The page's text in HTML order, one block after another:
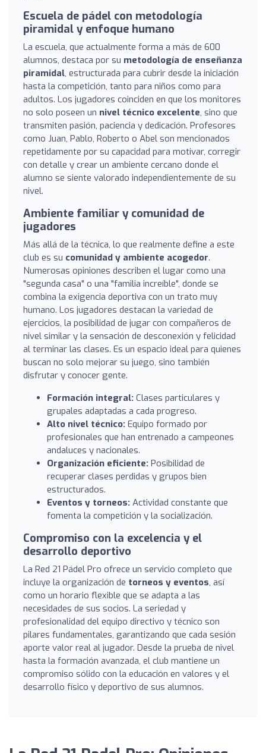
Escuela de pádel con metodología
piramidal y enfoque humano
La escuela, que actualmente forma a más de 600
alumnos, destaca por su metodología de enseñanza
piramidal, estructurada para cubrir desde la iniciación
hasta la competición, tanto para niños como para
adultos. Los jugadores coinciden en que los monitores
no solo poseen un nivel técnico excelente, sino que
transmiten pasión, paciencia y dedicación. Profesores
como Juan, Pablo, Roberto o Abel son mencionados
repetidamente por su capacidad para motivar, corregir
con detalle y crear un ambiente cercano donde el
alumno se siente valorado independientemente de su
nivel.
Ambiente familiar y comunidad de
jugadores
Más allá de la técnica, lo que realmente define a este
club es su comunidad y ambiente acogedor.
Numerosas opiniones describen el lugar como una
"segunda casa" o una "familia increíble", donde se
combina la exigencia deportiva con un trato muy
humano. Los jugadores destacan la variedad de
ejercicios, la posibilidad de jugar con compañeros de
nivel similar y la sensación de desconexión y felicidad
al terminar las clases. Es un espacio ideal para quienes
buscan no solo mejorar su juego, sino también
disfrutar y conocer gente.
Formación integral: Clases particulares y
grupales adaptadas a cada progreso.
Alto nivel técnico: Equipo formado por
profesionales que han entrenado a campeones
andaluces y nacionales.
Organización eficiente: Posibilidad de
recuperar clases perdidas y grupos bien
estructurados.
Eventos y torneos: Actividad constante que
fomenta la competición y la socialización.
Compromiso con la excelencia y el
desarrollo deportivo
La Red 21 Pádel Pro ofrece un servicio completo que
incluye la organización de torneos y eventos, así
como un horario flexible que se adapta a las
necesidades de sus socios. La seriedad y
profesionalidad del equipo directivo y técnico son
pilares fundamentales, garantizando que cada sesión
aporte valor real al jugador. Desde la prueba de nivel
hasta la formación avanzada, el club mantiene un
compromiso sólido con la educación en valores y el
desarrollo físico y deportivo de sus alumnos.